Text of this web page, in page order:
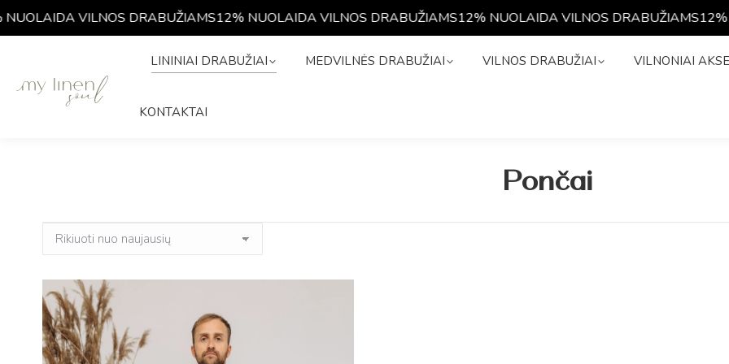
VILNOS DRABUŽIAMS12% NUOLAIDA VILNOS DRABUŽIAMS12% NUOLAIDA VILNOS DRABUŽIAMS12%
LININIAI DRABUŽIAI MEDVILNĖS DRABUŽIAI VILNOS DRABUŽIAI VILNONIAI
KONTAKTAI
Pončai
LININIAI DRABUŽIAI MEDVILNĖS DRABUŽIAI VILNOS DRABUŽIAI VILNONIAI
ISTORIJA KONTAKTAI